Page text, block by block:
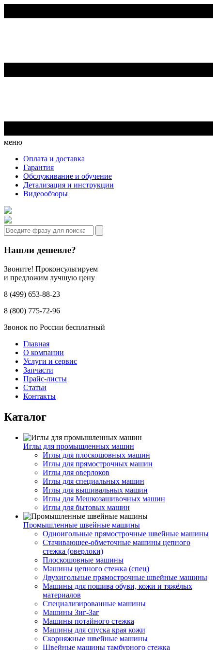
меню
Оплата и доставка
Гарантия
Обслуживание и обучение
Детализация и инструкции
Видеообзоры
Нашли дешевле?
Звоните! Проконсультируем
и предложим лучшую цену
8 (499) 653-88-23
8 (800) 775-72-96
Звонок по России бесплатный
Главная
О компании
Услуги и сервис
Запчасти
Прайс-листы
Статьи
Контакты
Каталог
Иглы для промышленных машин
Иглы для плоскошовных машин
Иглы для прямострочных машин
Иглы для оверлоков
Иглы для специальных машин
Иглы для вышивальных машин
Иглы для Мешкозашивочных машин
Иглы для бытовых машин
Промышленные швейные машины
Одноигольные прямострочные швейные машины
Стачивающее-обметочные машины цепного
стежка (оверлоки)
Плоскошовные машины
Машины цепного стежка (спец)
Двухигольные прямострочные швейные машины
Машины для пошива обуви, кожи и тяжёлых
материалов
Специализированные машины
Машины Зиг-Заг
Машины потайного стежка
Машины для спуска края кожи
Скорняжные швейные машины
Швейные машины тамбурного стежка